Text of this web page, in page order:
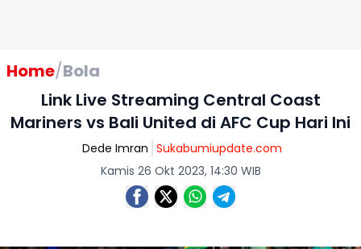
Home/Bola
Link Live Streaming Central Coast
Mariners vs Bali United di AFC Cup Hari Ini
Dede Imran Sukabumiupdate.com
Kamis 26 Okt 2023, 14:30 WIB